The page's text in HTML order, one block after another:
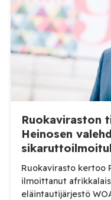
Ruokaviraston
Heinosen
Ruokavirasto kertoo
ilmoittanut
eläintautijärjestö